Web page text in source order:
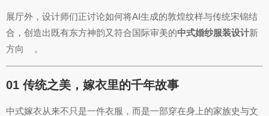
展厅外，设计师们正讨论如何将AI生成的敦煌纹样与传统宋锦结
合，创造出既有东方神韵又符合国际审美的中式婚纱服装设计新
方向
。
01 传统之美，嫁衣里的千年故事
中式嫁衣从来不只是一件衣服，而是一部穿在身上的家族史与文